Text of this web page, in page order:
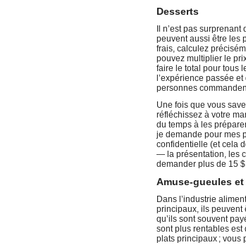
Desserts
Il n’est pas
peuvent aussi être les
frais, calculez
pouvez multiplier le
faire le total pour tous
l’expérience passée
personnes
Une fois que vous
réfléchissez à votre
du temps à les
je demande pour mes
confidentielle (et cela
— la présentation, les
demander plus de 15
Amuse-gueules
Dans l’industrie
principaux, ils peuvent
qu’ils sont souvent
sont plus rentables est
plats principaux ; vous